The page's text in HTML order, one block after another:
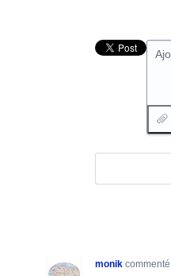
monik commenté